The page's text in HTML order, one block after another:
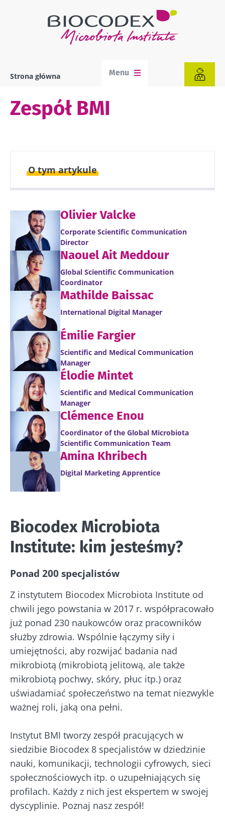
Ścieżka
Strona główna Menu
Zespół BMI
O tym artykule
06 Marzec 2024
28 Styczeń 2025
Olivier Valcke
Corporate Scientific Communication
Director
Naouel Ait Meddour
Global Scientific Communication
Coordinator
Mathilde Baissac
International Digital Manager
Émilie Fargier
Scientific and Medical Communication
Manager
Élodie Mintet
Scientific and Medical Communication
Manager
Clémence Enou
Coordinator of the Global Microbiota
Scientific Communication Team
Amina Khribech
Digital Marketing Apprentice
Biocodex Microbiota
Institute: kim jesteśmy?
Ponad 200 specjalistów
Z instytutem Biocodex Microbiota Institute od
chwili jego powstania w 2017 r. współpracowało
już ponad 230 naukowców oraz pracowników
służby zdrowia. Wspólnie łączymy siły i
umiejętności, aby rozwijać badania nad
mikrobiotą (mikrobiotą jelitową, ale także
mikrobiotą pochwy, skóry, płuc itp.) oraz
uświadamiać społeczeństwo na temat niezwykle
ważnej roli, jaką ona pełni.
Instytut BMI tworzy zespół pracujących w
siedzibie Biocodex 8 specjalistów w dziedzinie
nauki, komunikacji, technologii cyfrowych, sieci
społecznościowych itp. o uzupełniających się
profilach. Każdy z nich jest ekspertem w swojej
dyscyplinie. Poznaj nasz zespół!